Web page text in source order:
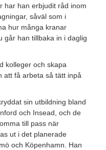
har han erbjudit råd inom
såväl som i
hur många kranar
går han tillbaka in i daglig
kolleger och skapa
att få arbeta så tätt inpå
sin utbildning bland
och Insead, och de
till pass när
ut i det planerade
och Köpenhamn. Han